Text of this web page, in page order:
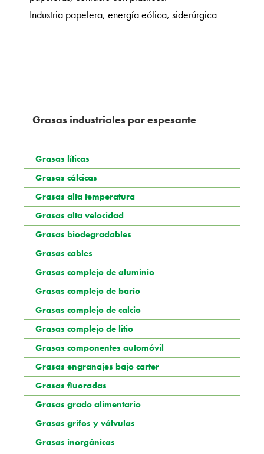
Industria papelera, energía eólica, siderúrgica
Grasas industriales por espesante
Grasas líticas
Grasas cálcicas
Grasas alta temperatura
Grasas alta velocidad
Grasas biodegradables
Grasas cables
Grasas complejo de aluminio
Grasas complejo de bario
Grasas complejo de calcio
Grasas complejo de litio
Grasas componentes automóvil
Grasas engranajes bajo carter
Grasas fluoradas
Grasas grado alimentario
Grasas grifos y válvulas
Grasas inorgánicas